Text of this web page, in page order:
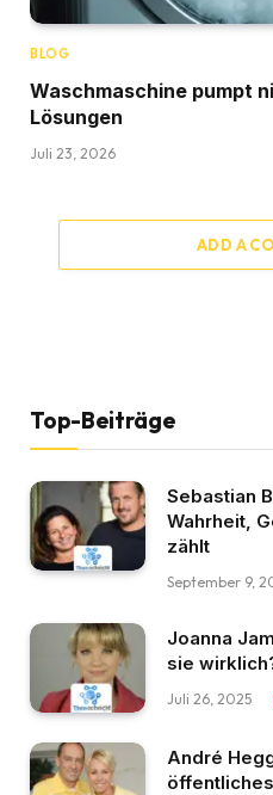
BLOG
Waschmaschine pumpt
Lösungen
Juli 23, 2026
ADD A
Top-Beiträge
Sebastian
Wahrheit,
zählt
September 9,
Joanna
sie
Juli 26, 2025
André